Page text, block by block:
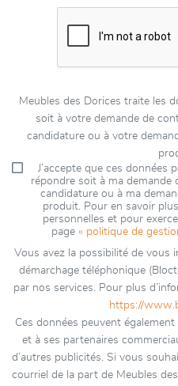
Meubles des Dorices traite les
soit à votre demande de
candidature ou à votre
J’accepte que ces données
répondre soit à ma demande
candidature ou à ma
produit. Pour en savoir
personnelles et pour
page « politique de
Vous avez la possibilité de vous
démarchage téléphonique
par nos services. Pour plus
https://
Ces données peuvent
et à ses partenaires
d’autres publicités. Si vous
courriel de la part de Meubles